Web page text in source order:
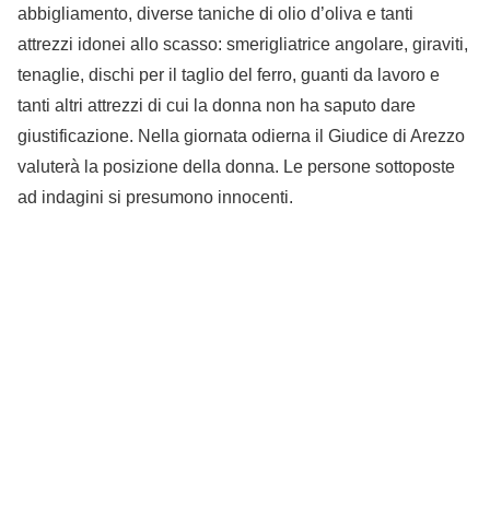
abbigliamento, diverse taniche di olio d’oliva e tanti
attrezzi idonei allo scasso: smerigliatrice angolare, giraviti,
tenaglie, dischi per il taglio del ferro, guanti da lavoro e
tanti altri attrezzi di cui la donna non ha saputo dare
giustificazione. Nella giornata odierna il Giudice di Arezzo
valuterà la posizione della donna. Le persone sottoposte
ad indagini si presumono innocenti.